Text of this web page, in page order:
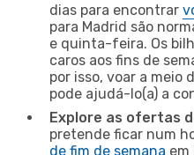
dias para encontrar
para Madrid são
e quinta-feira. Os
caros aos fins de
por isso, voar a meio
pode ajudá-lo(a) a
Explore as ofertas
pretende ficar num
de fim de semana em